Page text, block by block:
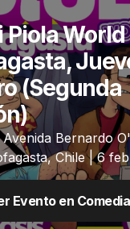
Piola World
(Segunda
Avenida Bernardo
Chile | 6
Evento en